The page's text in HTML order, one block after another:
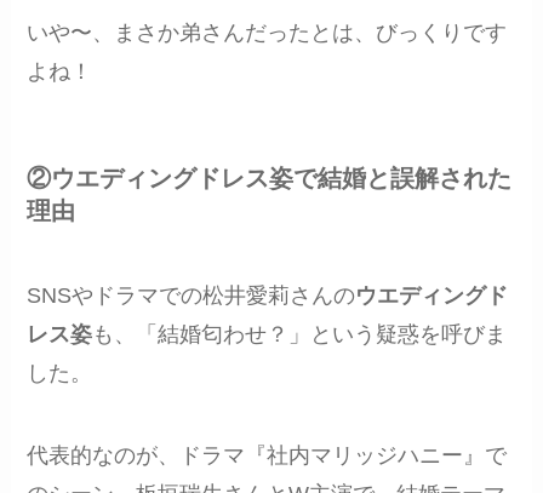
いや〜、まさか弟さんだったとは、びっくりです
よね！
②ウエディングドレス姿で結婚と誤解された
理由
SNSやドラマでの松井愛莉さんのウエディングド
レス姿も、「結婚匂わせ？」という疑惑を呼びま
した。
代表的なのが、ドラマ『社内マリッジハニー』で